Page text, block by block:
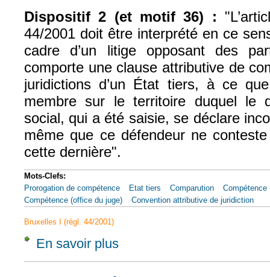
Dispositif 2 (et motif 36) :
44/2001 doit être interprété en ce
cadre d’un litige opposant des
comporte une clause attributive de
juridictions d’un État tiers, à ce
membre sur le territoire duquel le
social, qui a été saisie, se déclare
même que ce défendeur ne
cette dernière".
Mots-Clefs:
Prorogation de compétence
Etat tiers Comparution
Compétence
Compétence (office du juge)
Convention attributive de juridiction
Bruxelles I (règl. 44/2001)
En savoir plus